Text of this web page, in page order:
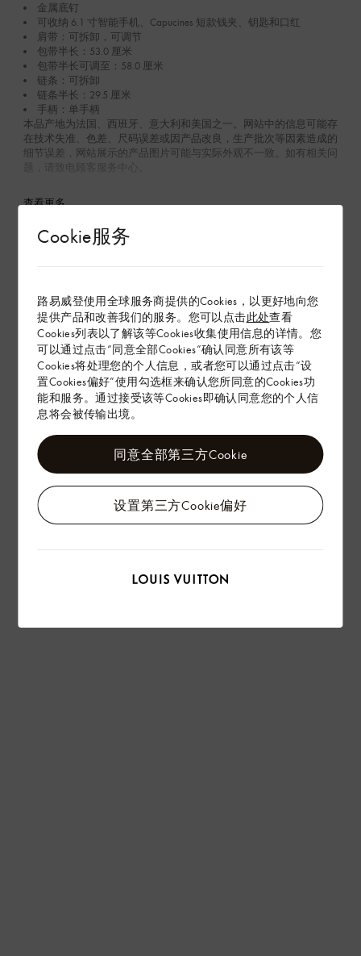
Cookie服务
路易威登使用全球服务商提供的Cookies，以更好地向您
提供产品和改善我们的服务。您可以点击此处查看
Cookies列表以了解该等Cookies收集使用信息的详情。您
可以通过点击“同意全部Cookies”确认同意所有该等
Cookies将处理您的个人信息，或者您可以通过点击“设
置Cookies偏好”使用勾选框来确认您所同意的Cookies功
能和服务。通过接受该等Cookies即确认同意您的个人信
息将会被传输出境。
设置第三方Cookie偏好
同意全部第三方Cookie
金属底钉
可收纳 6.1 寸智能手机、Capucines 短款钱夹、钥匙和口红
肩带：可拆卸，可调节
包带半长：53.0 厘米
包带半长可调至：58.0 厘米
链条：可拆卸
链条半长：29.5 厘米
手柄：单手柄
本品产地为法国、西班牙、意大利和美国之一。网站中的信息可能存
在技术失准、色差、尺码误差或因产品改良，生产批次等因素造成的
细节误差，网站展示的产品图片可能与实际外观不一致。如有相关问
题，请致电顾客服务中心。
查看更多
在专卖店内探索
配送 & 退货
赠礼